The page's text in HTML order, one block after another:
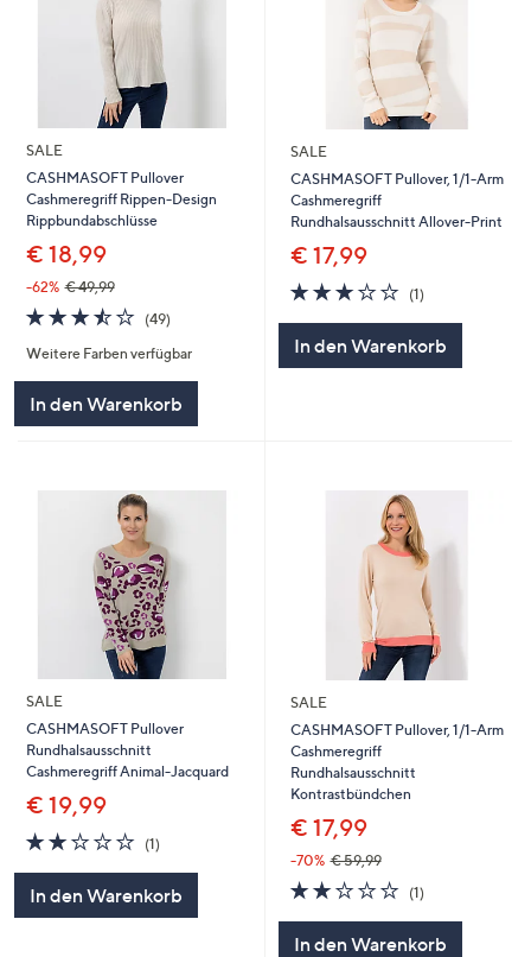
SALE
CASHMASOFT Pullover
Cashmeregriff Rippen-Design
Rippbundabschlüsse
€ 18,99
-62% € 49,99
3.5
von
5
(49)
Weitere Farben verfügbar
In den Warenkorb
SALE
CASHMASOFT Pullover, 1/1-Arm
Cashmeregriff
Rundhalsausschnitt Allover-Print
€ 17,99
3.0
von
5
(1)
In den Warenkorb
SALE
CASHMASOFT Pullover
Rundhalsausschnitt
Cashmeregriff Animal-Jacquard
€ 19,99
2.0
von
(1)
In den Warenkorb
SALE
CASHMASOFT Pullover, 1/1-Arm
Cashmeregriff
Rundhalsausschnitt
Kontrastbündchen
€ 17,99
-70% € 59,99
2.0
von
5
(1)
In den Warenkorb